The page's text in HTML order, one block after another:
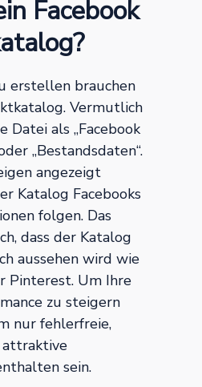
Facebook
erstellen brauchen
Vermutlich
Datei als „Facebook
„Bestandsdaten“.
angezeigt
Katalog Facebooks
folgen. Das
dass der Katalog
aussehen wird wie
Pinterest. Um Ihre
zu steigern
nur fehlerfreie,
sein.